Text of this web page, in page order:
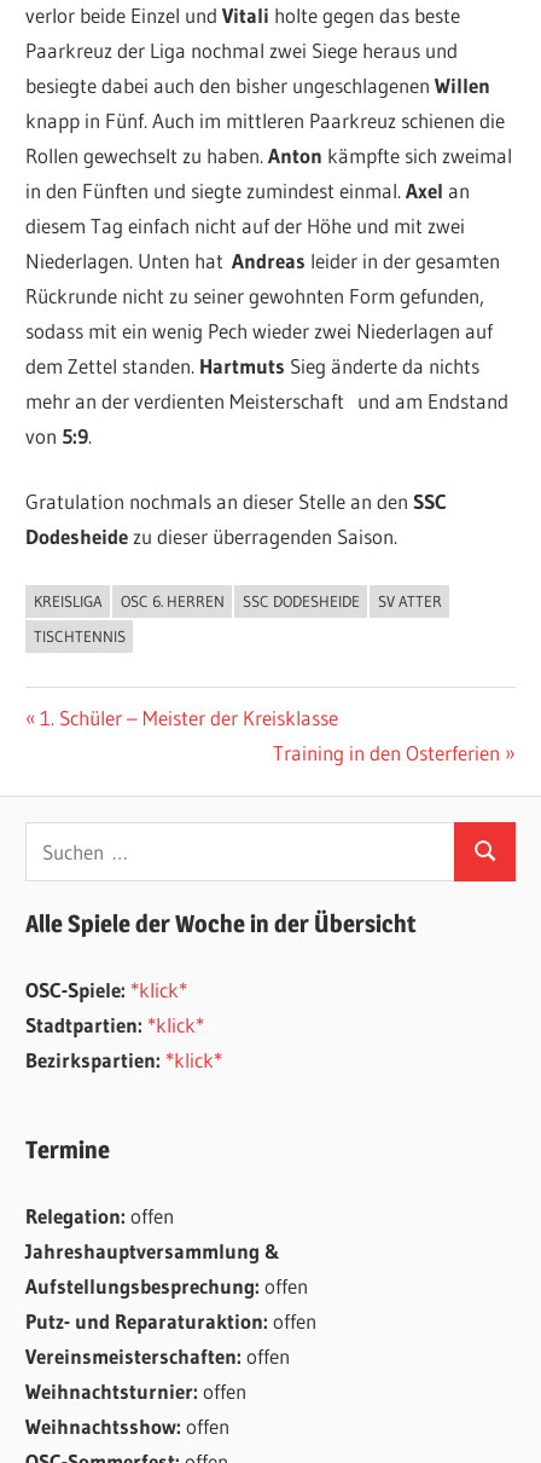
verlor beide Einzel undVitali holte gegen das beste
Paarkreuz der Liga nochmal zwei Siege heraus und
besiegte dabei auch den bisher ungeschlagenenWillen
knapp in Fünf. Auch im mittleren Paarkreuz schienen die
Rollen gewechselt zu haben.Anton kämpfte sich zweimal
in den Fünften und siegte zumindest einmal.Axel an
diesem Tag einfach nicht auf der Höhe und mit zwei
Niederlagen. Unten hatAndreas leider in der gesamten
Rückrunde nicht zu seiner gewohnten Form gefunden,
sodass mit ein wenig Pech wieder zwei Niederlagen auf
dem Zettel standen. Hartmuts Sieg änderte da nichts
mehr an der verdienten Meisterschaft und am Endstand
von 5:9.
Gratulation nochmals an dieser Stelle an denSSC
Dodesheide zu dieser überragenden Saison.
ALLGEMEIN
KREISLIGA OSC 6. HERREN SSC DODESHEIDE
SV ATTER
TISCHTENNIS
Beitragsnavigation
Vorheriger
1. Schüler – Meister der Kreisklasse
Nächster
Training in den Osterferien
Suchen
Alle Spiele der Woche in der Übersicht
OSC-Spiele: *klick*
Stadtpartien: *klick*
Bezirkspartien: *klick*
Termine
Relegation:offen
Jahreshauptversammlung &
Aufstellungsbesprechung:offen
Putz- und Reparaturaktion:offen
Vereinsmeisterschaften:offen
Weihnachtsturnier:offen
Weihnachtsshow:offen